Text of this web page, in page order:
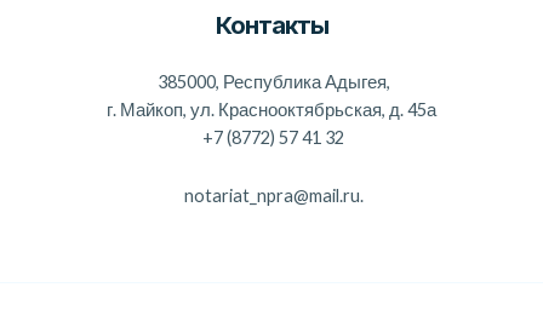
Контакты
385000, Республика Адыгея,
г. Майкоп, ул. Краснооктябрьская, д. 45а
+7 (8772) 57 41 32
notariat_npra@mail.ru.